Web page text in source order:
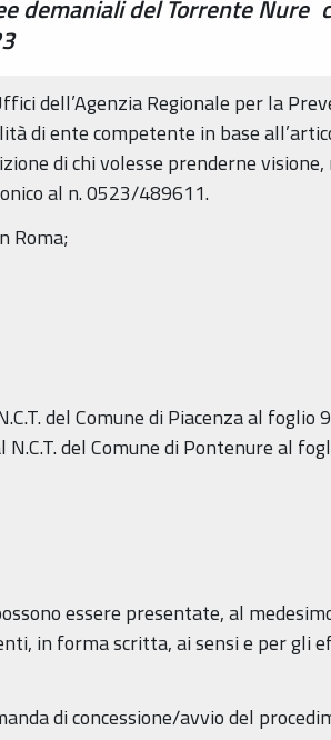
demaniali del Torrente Nure
dell’Agenzia Regionale per la
di ente competente in base
di chi volesse prenderne
al n. 0523/489611.
Roma;
del Comune di Piacenza al foglio
del Comune di Pontenure al
essere presentate, al
in forma scritta, ai sensi e per gli
di concessione/avvio del